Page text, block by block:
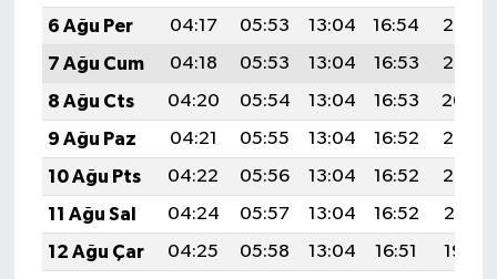
6 Ağu Per
04:17 05:53 13:04 16:54
20:06
7 Ağu Cum
04:18 05:53 13:04 16:53
20:05
8 Ağu Cts
04:20 05:54 13:04 16:53
20:04
9 Ağu Paz
04:21 05:55 13:04 16:52
20:03
10 Ağu Pts
04:22 05:56 13:04 16:52
20:02
11 Ağu Sal
04:24 05:57 13:04 16:52
20:01
12 Ağu Çar
04:25 05:58 13:04 16:51
19:59